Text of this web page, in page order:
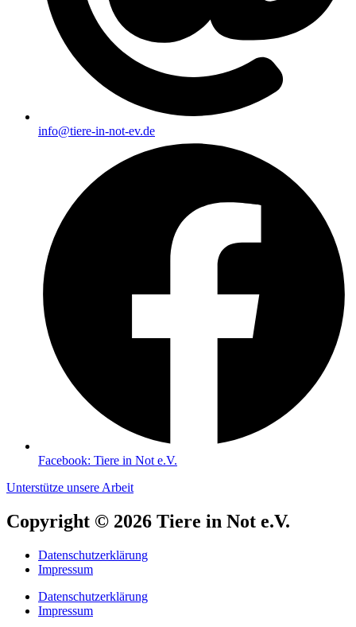
info@tiere-in-not-ev.de
Facebook: Tiere in Not e.V.
Unterstütze unsere Arbeit
Copyright © 2026 Tiere in Not e.V.
Datenschutzerklärung
Impressum
Datenschutzerklärung
Impressum